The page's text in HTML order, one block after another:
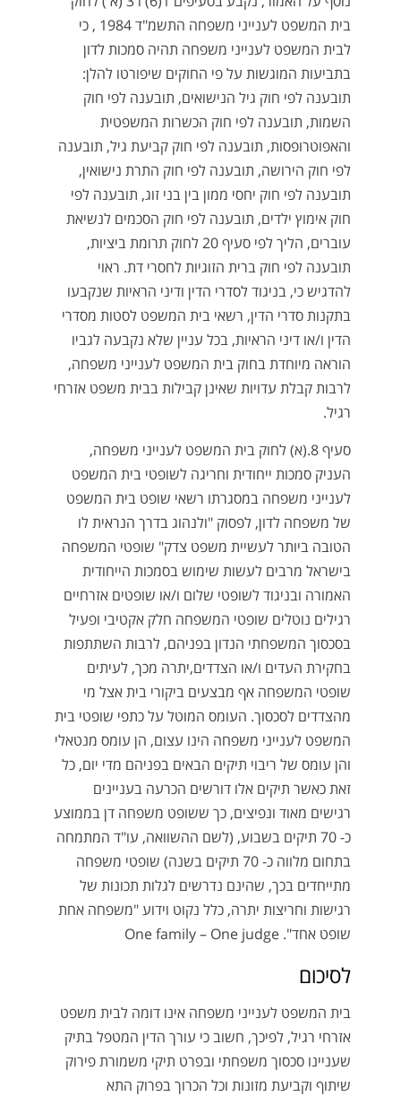
בית המשפט לענייני משפחה התשמ"ד 1984 , כי
לבית המשפט לענייני משפחה תהיה סמכות לדון
בתביעות המוגשות על פי החוקים שיפורטו להלן:
תובענה לפי חוק גיל הנישואים, תובענה לפי חוק
השמות, תובענה לפי חוק הכשרות המשפטית
והאפוטרופסות, תובענה לפי חוק קביעת גיל, תובענה
לפי חוק הירושה, תובענה לפי חוק התרת נישואין,
תובענה לפי חוק יחסי ממון בין בני זוג, תובענה לפי
חוק אימוץ ילדים, תובענה לפי חוק הסכמים לנשיאת
עוברים, הליך לפי סעיף 20 לחוק תרומת ביציות,
תובענה לפי חוק ברית הזוגיות לחסרי דת. ראוי
להדגיש כי, בניגוד לסדרי הדין ודיני הראיות שנקבעו
בתקנות סדרי הדין, רשאי בית המשפט לסטות מסדרי
הדין ו/או דיני הראיות, בכל עניין שלא נקבעה לגביו
הוראה מיוחדת בחוק בית המשפט לענייני משפחה,
לרבות קבלת עדויות שאינן קבילות בבית משפט אזרחי
רגיל.
סעיף 8.(א) לחוק בית המשפט לענייני משפחה,
העניק סמכות ייחודית וחריגה לשופטי בית המשפט
לענייני משפחה במסגרתו רשאי שופט בית המשפט
של משפחה לדון, לפסוק "ולנהוג בדרך הנראית לו
הטובה ביותר לעשיית משפט צדק" שופטי המשפחה
בישראל מרבים לעשות שימוש בסמכות הייחודית
האמורה ובניגוד לשופטי שלום ו/או שופטים אזרחיים
רגילים נוטלים שופטי המשפחה חלק אקטיבי ופעיל
בסכסוך המשפחתי הנדון בפניהם, לרבות השתתפות
בחקירת העדים ו/או הצדדים,יתרה מכך, לעיתים
שופטי המשפחה אף מבצעים ביקורי בית אצל מי
מהצדדים לסכסוך. העומס המוטל על כתפי שופטי בית
המשפט לענייני משפחה הינו עצום, הן עומס מנטאלי
והן עומס של ריבוי תיקים הבאים בפניהם מדי יום, כל
זאת כאשר תיקים אלו דורשים הכרעה בעניינים
רגישים מאוד ונפיצים, כך ששופט משפחה דן בממוצע
כ- 70 תיקים בשבוע, (לשם ההשוואה, עו"ד המתמחה
בתחום מלווה כ- 70 תיקים בשנה) שופטי משפחה
מתייחדים בכך, שהינם נדרשים לגלות תכונות של
רגישות וחריצות יתרה, כלל נקוט וידוע "משפחה אחת
שופט אחד". One family – One judge
לסיכום
בית המשפט לענייני משפחה אינו דומה לבית משפט
אזרחי רגיל, לפיכך, חשוב כי עורך הדין המטפל בתיק
שעניינו סכסוך משפחתי ובפרט תיקי משמורת פירוק
שיתוף וקביעת מזונות וכל הכרוך בפרוק התא